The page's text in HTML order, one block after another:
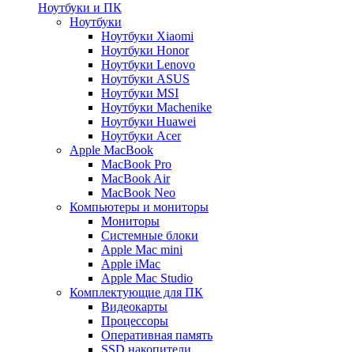
Ноутбуки и ПК
Ноутбуки
Ноутбуки Xiaomi
Ноутбуки Honor
Ноутбуки Lenovo
Ноутбуки ASUS
Ноутбуки MSI
Ноутбуки Machenike
Ноутбуки Huawei
Ноутбуки Acer
Apple MacBook
MacBook Pro
MacBook Air
MacBook Neo
Компьютеры и мониторы
Мониторы
Системные блоки
Apple Mac mini
Apple iMac
Apple Mac Studio
Комплектующие для ПК
Видеокарты
Процессоры
Оперативная память
SSD накопители